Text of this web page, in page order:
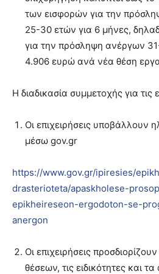
των εισφορών για την
25-30 ετών για 6 μήνες,
για την πρόσληψη ανέργων
4.906 ευρώ ανά νέα θέση
Η διαδικασία συμμετοχής για τις
Οι επιχειρήσεις υποβάλλουν
μέσω gov.gr
https://www.gov.gr/ipiresies/
drasterioteta/apaskholese-
epikheireseon-ergodoton-se-
anergon
Οι επιχειρήσεις
θέσεων, τις ειδικότητες και